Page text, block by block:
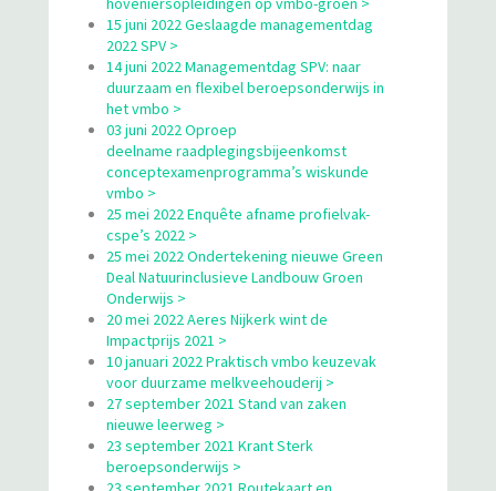
15 juni 2022 Geslaagde managementdag
2022 SPV >
14 juni 2022 Managementdag SPV: naar
duurzaam en flexibel beroepsonderwijs in
het vmbo >
03 juni 2022 Oproep
deelname raadplegingsbijeenkomst
conceptexamenprogramma’s wiskunde
vmbo >
25 mei 2022 Enquête afname profielvak-
cspe’s 2022 >
25 mei 2022 Ondertekening nieuwe Green
Deal Natuurinclusieve Landbouw Groen
Onderwijs >
20 mei 2022 Aeres Nijkerk wint de
Impactprijs 2021 >
10 januari 2022 Praktisch vmbo keuzevak
voor duurzame melkveehouderij >
27 september 2021 Stand van zaken
nieuwe leerweg >
23 september 2021 Krant Sterk
beroepsonderwijs >